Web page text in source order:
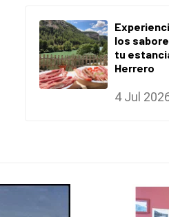
los
tu
Herrero
4 Jul